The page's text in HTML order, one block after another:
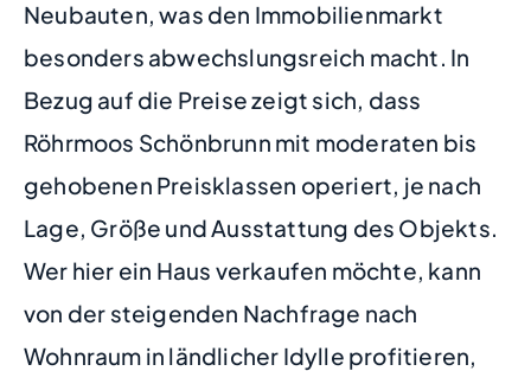
Neubauten, was den Immobilienmarkt
besonders abwechslungsreich macht. In
Bezug auf die Preise zeigt sich, dass
Röhrmoos Schönbrunn mit moderaten bis
gehobenen Preisklassen operiert, je nach
Lage, Größe und Ausstattung des Objekts.
Wer hier ein Haus verkaufen möchte, kann
von der steigenden Nachfrage nach
Wohnraum in ländlicher Idylle profitieren,